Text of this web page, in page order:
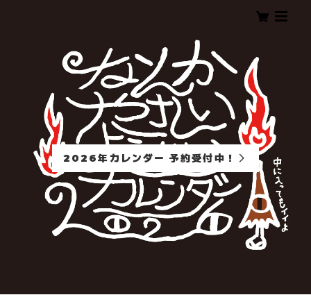
2026年カレンダー 予約受付中！